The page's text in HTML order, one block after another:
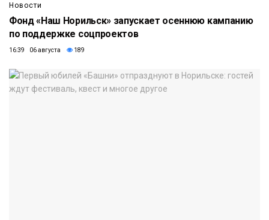
Новости
Фонд «Наш Норильск» запускает осеннюю кампанию
по поддержке соцпроектов
16:39 06 августа 189